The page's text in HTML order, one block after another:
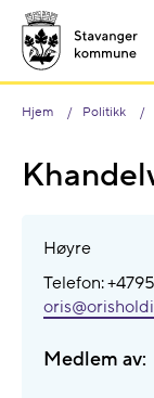
Hjem Politikk
Høyre
Telefon:
Medlem av: